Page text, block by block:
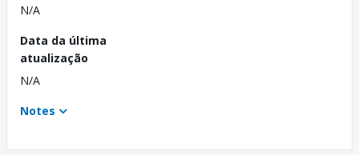
N/A
Data da última
atualização
N/A
Notes